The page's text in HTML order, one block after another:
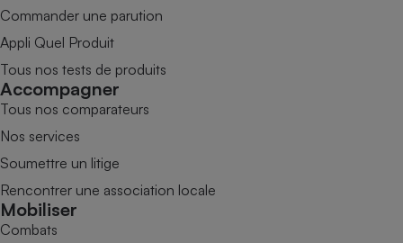
Commander une parution
Appli Quel Produit
Tous nos tests de produits
Accompagner
Tous nos comparateurs
Nos services
Soumettre un litige
Rencontrer une association locale
Mobiliser
Combats